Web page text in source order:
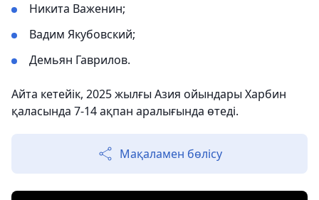
Никита Важенин;
Вадим Якубовский;
Демьян Гаврилов.
Айта кетейік, 2025 жылғы Азия ойындары Харбин
қаласында 7-14 ақпан аралығында өтеді.
Мақаламен бөлісу